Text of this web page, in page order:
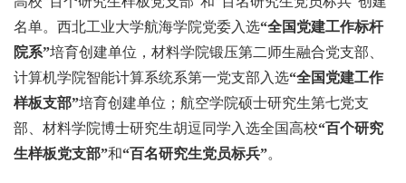
名单。西北工业大学航海学院党委入选“全国党建工作标杆
院系”培育创建单位，材料学院锻压第二师生融合党支部、
计算机学院智能计算系统系第一党支部入选“全国党建工作
样板支部”培育创建单位；航空学院硕士研究生第七党支
部、材料学院博士研究生胡逗同学入选全国高校“百个研究
生样板党支部”和“百名研究生党员标兵”。